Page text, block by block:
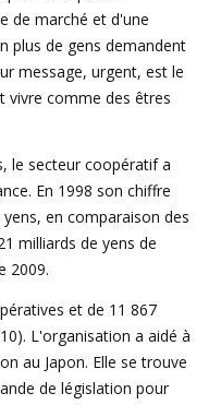
de marché et d'une
plus de gens demandent
message, urgent, est le
vivre comme des êtres
le secteur coopératif a
En 1998 son chiffre
en comparaison des
milliards de yens de
2009.
et de 11 867
L'organisation a aidé à
au Japon. Elle se trouve
de législation pour